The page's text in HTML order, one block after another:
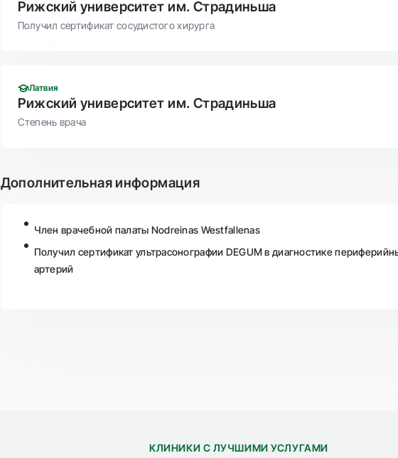
Рижский университет им. Страдиньша
Получил сертификат сосудистого хирурга
Латвия
Рижский университет им. Страдиньша
Степень врача
Дополнительная информация
Член врачебной палаты Nodreinas Westfallenas
Получил сертификат ультрасонографии DEGUM в диагностике
артерий
КЛИНИКИ С ЛУЧШИМИ УСЛУГАМИ